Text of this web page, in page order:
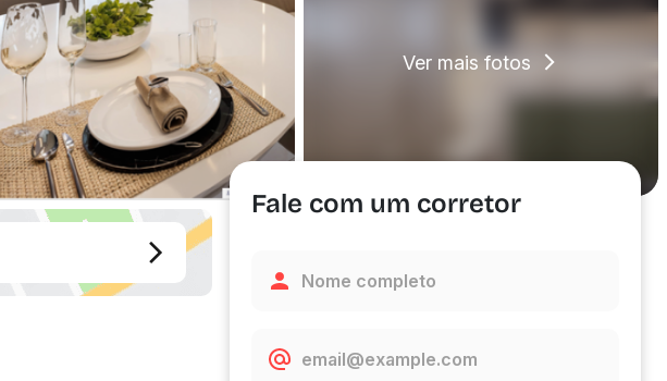
Ver mais fotos
Fale com um corretor